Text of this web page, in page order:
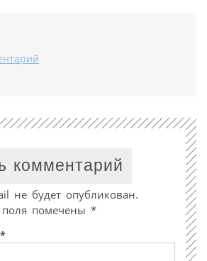
комментарий
не будет опубликован.
помечены *
*